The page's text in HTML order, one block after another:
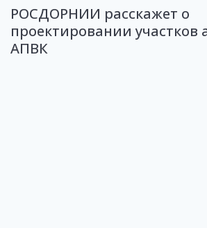
РОСДОРНИИ расскажет о
проектировании участков
АПВК